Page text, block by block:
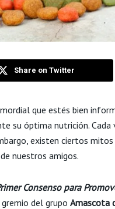
Share on Twitter
que estés bien
su óptima nutrición. Cada
existen ciertos mitos
nuestros amigos.
Consenso para
gremio del grupo Amascota